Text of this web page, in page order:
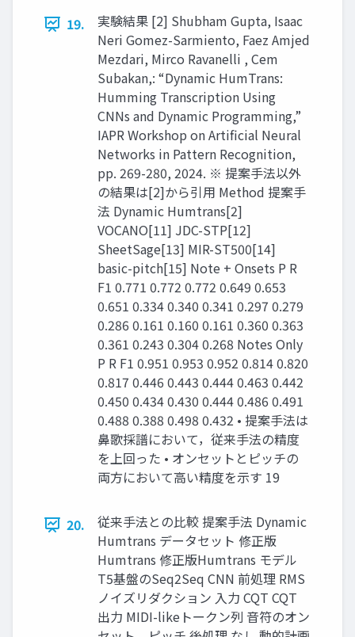
19.
実験結果 [2] Shubham Gupta, Isaac
Neri Gomez-Sarmiento, Faez Amjed
Mezdari, Mirco Ravanelli , Cem
Subakan,: “Dynamic HumTrans:
Humming Transcription Using
CNNs and Dynamic Programming,”
IAPR Workshop on Artificial Neural
Networks in Pattern Recognition,
pp. 269-280, 2024. ※ 提案手法以外
の結果は[2]から引用 Method 提案手
法 Dynamic Humtrans[2]
VOCANO[11] JDC-STP[12]
SheetSage[13] MIR-ST500[14]
basic-pitch[15] Note + Onsets P R
F1 0.771 0.772 0.772 0.649 0.653
0.651 0.334 0.340 0.341 0.297 0.279
0.286 0.161 0.160 0.161 0.360 0.363
0.361 0.243 0.304 0.268 Notes Only
P R F1 0.951 0.953 0.952 0.814 0.820
0.817 0.446 0.443 0.444 0.463 0.442
0.450 0.434 0.430 0.444 0.486 0.491
0.488 0.388 0.498 0.432 • 提案手法は
鼻歌採譜において，従来手法の精度
を上回った • オンセットとピッチの
両方において高い精度を示す 19
20.
従来手法との比較 提案手法 Dynamic
Humtrans データセット 修正版
Humtrans 修正版Humtrans モデル
T5基盤のSeq2Seq CNN 前処理 RMS
ノイズリダクション 入力 CQT CQT
出力 MIDI-likeトークン列 音符のオン